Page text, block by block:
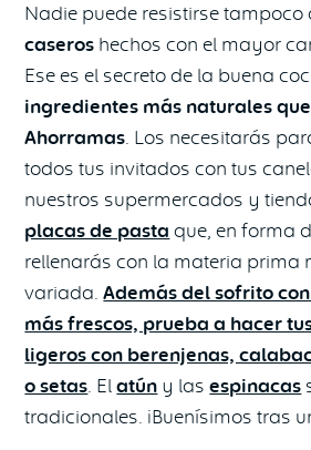
Nadie puede resistirse
caseros hechos con el mayor
Ese es el secreto de la buena
ingredientes más naturales
Ahorramas . Los necesitarás
todos tus invitados con tus
nuestros supermercados y
placas de pasta que, en forma
rellenarás con la materia prima
variada.Además del sofrito
más frescos, prueba a hacer
ligeros con berenjenas,
o setas . Elatún y lasespinacas
tradicionales. ¡Buenísimos tras